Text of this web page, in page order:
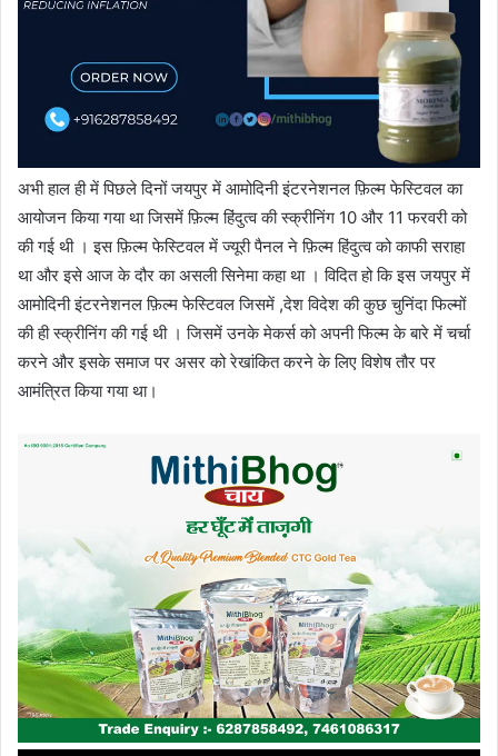
अभी हाल ही में पिछले दिनों जयपुर में आमोदिनी इंटरनेशनल फ़िल्म फेस्टिवल का
आयोजन किया गया था जिसमें फ़िल्म हिंदुत्व की स्क्रीनिंग 10 और 11 फरवरी को
की गई थी । इस फ़िल्म फेस्टिवल में ज्यूरी पैनल ने फ़िल्म हिंदुत्व को काफी सराहा
था और इसे आज के दौर का असली सिनेमा कहा था । विदित हो कि इस जयपुर में
आमोदिनी इंटरनेशनल फ़िल्म फेस्टिवल जिसमें ,देश विदेश की कुछ चुनिंदा फिल्मों
की ही स्क्रीनिंग की गई थी । जिसमें उनके मेकर्स को अपनी फिल्म के बारे में चर्चा
करने और इसके समाज पर असर को रेखांकित करने के लिए विशेष तौर पर
आमंत्रित किया गया था।